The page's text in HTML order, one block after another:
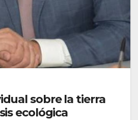
sobre la tierra
ecológica